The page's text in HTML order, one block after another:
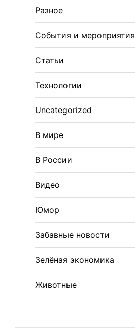
Разное
События и мероприятия
Статьи
Технологии
Uncategorized
В мире
В России
Видео
Юмор
Забавные новости
Зелёная экономика
Животные